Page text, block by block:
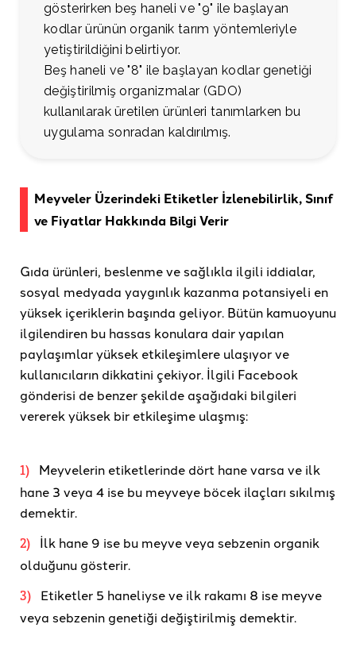
gösterirken beş haneli ve "9" ile başlayan
kodlar ürünün organik tarım yöntemleriyle
yetiştirildiğini belirtiyor.
Beş haneli ve "8" ile başlayan kodlar genetiği
değiştirilmiş organizmalar (GDO)
kullanılarak üretilen ürünleri tanımlarken bu
uygulama sonradan kaldırılmış.
Meyveler Üzerindeki Etiketler İzlenebilirlik, Sınıf
ve Fiyatlar Hakkında Bilgi Verir
Gıda ürünleri, beslenme ve sağlıkla ilgili iddialar,
sosyal medyada yaygınlık kazanma potansiyeli en
yüksek içeriklerin başında geliyor. Bütün kamuoyunu
ilgilendiren bu hassas konulara dair yapılan
paylaşımlar yüksek etkileşimlere ulaşıyor ve
kullanıcıların dikkatini çekiyor. İlgili Facebook
gönderisi de benzer şekilde aşağıdaki bilgileri
vererek yüksek bir etkileşime ulaşmış:
1)
Meyvelerin etiketlerinde dört hane varsa ve ilk
hane 3 veya 4 ise bu meyveye böcek ilaçları sıkılmış
demektir.
2)
İlk hane 9 ise bu meyve veya sebzenin organik
olduğunu gösterir.
3)
Etiketler 5 haneliyse ve ilk rakamı 8 ise meyve
veya sebzenin genetiği değiştirilmiş demektir.